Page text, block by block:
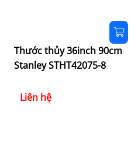
Thước thủy 36inch 90cm
Stanley STHT42075-8
Liên hệ